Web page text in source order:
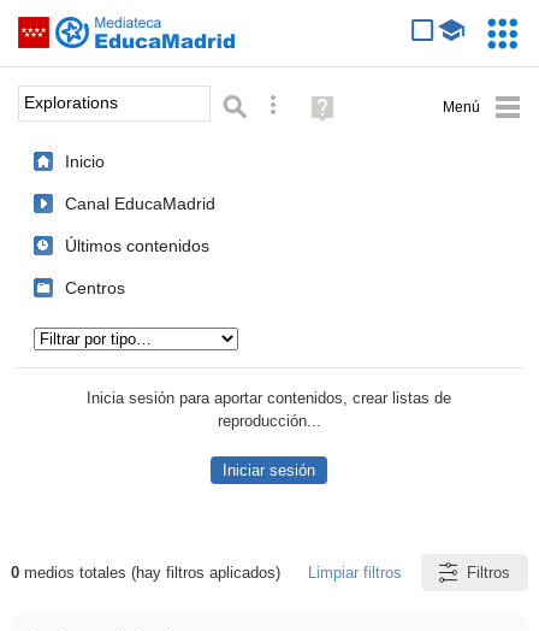
Saltar navegación
Palabra o frase: Búsqueda avanzada
Ayuda
(en
Inicio
Canal EducaMadrid
Últimos contenidos
Centros
Inicia sesión para aportar contenidos, crear listas de
reproducción...
Iniciar sesión
Resultados de: Explorations
0medios totales (hay filtros aplicados) Limpiar filtros Filtros